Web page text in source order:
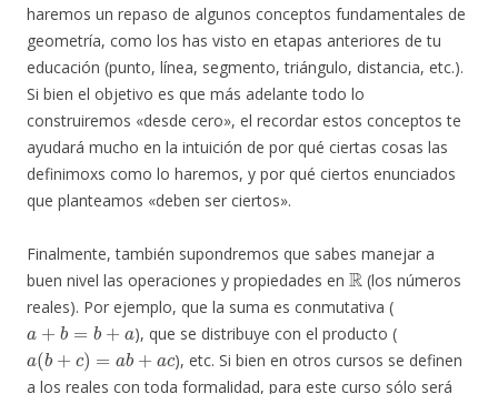
haremos un repaso de algunos conceptos fundamentales de
geometría, como los has visto en etapas anteriores de tu
educación (punto, línea, segmento, triángulo, distancia, etc.).
Si bien el objetivo es que más adelante todo lo
construiremos «desde cero», el recordar estos conceptos te
ayudará mucho en la intuición de por qué ciertas cosas las
definimoxs como lo haremos, y por qué ciertos enunciados
que planteamos «deben ser ciertos».
Finalmente, también supondremos que sabes manejar a
buen nivel las operaciones y propiedades en
R
(los números
reales). Por ejemplo, que la suma es conmutativa (
a+b=b +a
), que se distribuye con el producto (
a(b + = a b +ac
), etc. Si bien en otros cursos se definen
a los reales con toda formalidad, para este curso sólo será